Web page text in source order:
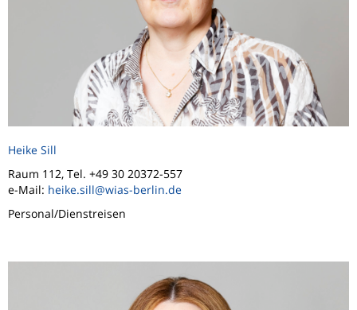
Heike Sill
Raum 112, Tel. +49 30 20372-557
e-Mail: heike.sill@wias-berlin.de
Personal/Dienstreisen